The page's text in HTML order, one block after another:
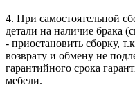
4. При самостоятельной
детали на наличие брака
- приостановить сборку,
возврату и обмену не
гарантийного срока
мебели.